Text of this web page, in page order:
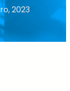
2023